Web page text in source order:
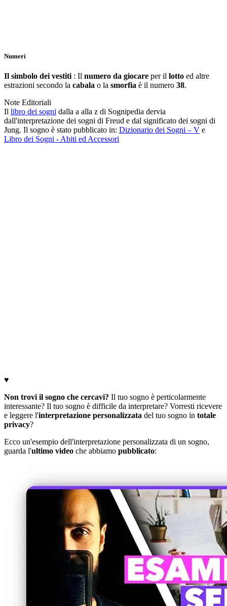
Numeri
Il simbolo dei vestiti : Il numero da giocare per il lotto ed altre
estrazioni secondo la cabala o la smorfia è il numero 38.
Note Editoriali
Il libro dei sogni dalla a alla z di Sognipedia dervia
dall'interpretazione dei sogni di Freud e dal significato dei sogni di
Jung. Il sogno è stato pubblicato in: Dizionario dei Sogni – V e
Libro dei Sogni - Abiti ed Accessori
♥
Non trovi il sogno che cercavi? Il tuo sogno è perticolarmente
interessante? Il tuo sogno è difficile da interpretare? Vorresti ricevere
e leggere l'interpretazione personalizzata del tuo sogno in totale
privacy?
Ecco un'esempio dell'interpretazione personalizzata di un sogno,
guarda l'ultimo video che abbiamo pubblicato: